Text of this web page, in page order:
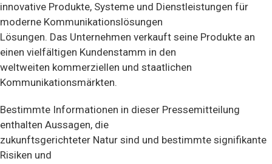
innovative Produkte, Systeme und Dienstleistungen für
moderne Kommunikationslösungen
Lösungen. Das Unternehmen verkauft seine Produkte an
einen vielfältigen Kundenstamm in den
weltweiten kommerziellen und staatlichen
Kommunikationsmärkten.
Bestimmte Informationen in dieser Pressemitteilung
enthalten Aussagen, die
zukunftsgerichteter Natur sind und bestimmte signifikante
Risiken und